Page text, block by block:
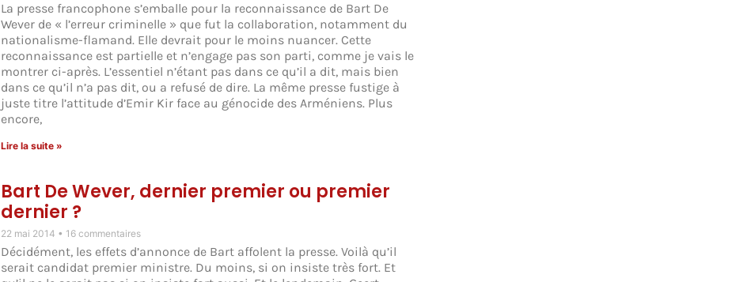
La presse francophone s’emballe pour la reconnaissance de Bart De
Wever de « l’erreur criminelle » que fut la collaboration, notamment du
nationalisme-flamand. Elle devrait pour le moins nuancer. Cette
reconnaissance est partielle et n’engage pas son parti, comme je vais le
montrer ci-après. L’essentiel n’étant pas dans ce qu’il a dit, mais bien
dans ce qu’il n’a pas dit, ou a refusé de dire. La même presse fustige à
juste titre l’attitude d’Emir Kir face au génocide des Arméniens. Plus
encore,
Lire la suite »
Bart De Wever, dernier premier ou premier
dernier ?
22 mai 2014 16 commentaires
Décidément, les effets d’annonce de Bart affolent la presse. Voilà qu’il
serait candidat premier ministre. Du moins, si on insiste très fort. Et